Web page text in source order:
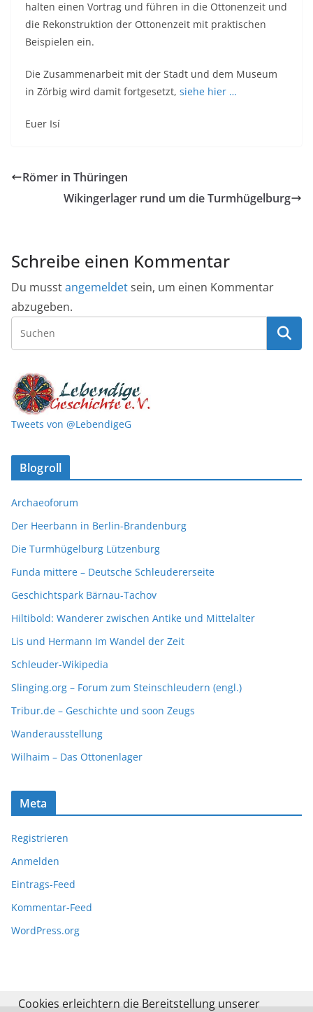
halten einen Vortrag und führen in die Ottonenzeit und
die Rekonstruktion der Ottonenzeit mit praktischen
Beispielen ein.
Die Zusammenarbeit mit der Stadt und dem Museum
in Zörbig wird damit fortgesetzt, siehe hier …
Euer Isí
Römer in Thüringen
Wikingerlager rund um die Turmhügelburg
Schreibe einen Kommentar
Du musstangemeldetsein, um einen Kommentar
abzugeben.
Tweets von @LebendigeG
Blogroll
Archaeoforum
Der Heerbann in Berlin-Brandenburg
Die Turmhügelburg Lützenburg
Funda mittere – Deutsche Schleudererseite
Geschichtspark Bärnau-Tachov
Hiltibold: Wanderer zwischen Antike und Mittelalter
Lis und Hermann Im Wandel der Zeit
Schleuder-Wikipedia
Slinging.org – Forum zum Steinschleudern (engl.)
Tribur.de – Geschichte und soon Zeugs
Wanderausstellung
Wilhaim – Das Ottonenlager
Meta
Registrieren
Anmelden
Eintrags-Feed
Kommentar-Feed
WordPress.org
Cookies erleichtern die Bereitstellung unserer